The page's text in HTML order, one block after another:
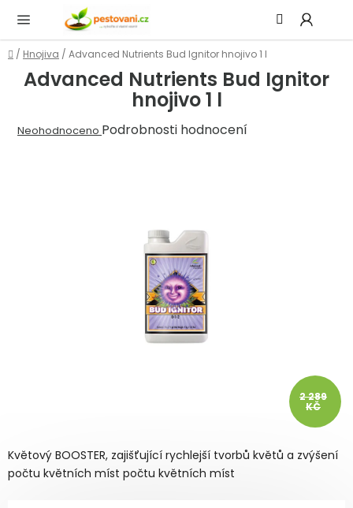
obsah
Domů
/ Hnojiva / Advanced Nutrients Bud Ignitor hnojivo 1 l
Květový BOOSTER, zajišťující rychlejší tvorbů květů a zvýšení
počtu květních míst počtu květních míst
Advanced Nutrients Bud Ignitor
hnojivo 1 l
Průměrné
Neohodnoceno Podrobnosti hodnocení
2 289
KČ